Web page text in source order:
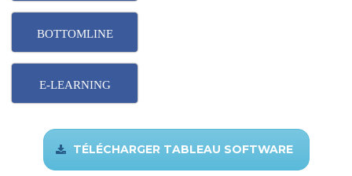
BOTTOMLINE
E-LEARNING
TÉLÉCHARGER TABLEAU SOFTWARE